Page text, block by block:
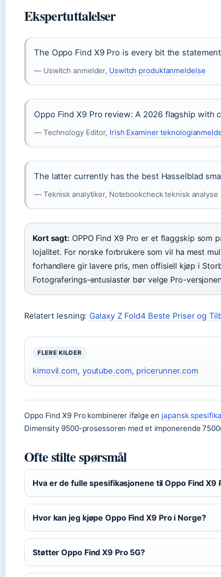
Ekspertuttalelser
The Oppo Find X9 Pro is every bit the
— Uswitch anmelder, Uswitch produktanmeldelse
Oppo Find X9 Pro review: A 2026 flagship with
— Technology Editor, Irish Examiner
The latter currently has the best Hasselblad
— Teknisk analytiker, Notebookcheck teknisk analyse
Kort sagt: OPPO Find X9 Pro er et flaggskip
lojalitet. For norske forbrukere som vil ha mest
forhandlere gir lavere pris, men offisiell kjøp i
Fotograferings-entusiaster bør velge Pro-
Relatert lesning: Galaxy Z Fold4 Beste Priser og
FLERE KILDER
kimovil.com, youtube.com, pricerunner.com
Oppo Find X9 Pro kombinerer ifølge en japansk
Dimensity 9500-prosessoren med et imponerende
Ofte stilte spørsmål
Hva er de fulle spesifikasjonene til Oppo Find X9
Hvor kan jeg kjøpe Oppo Find X9 Pro i Norge?
Støtter Oppo Find X9 Pro 5G?